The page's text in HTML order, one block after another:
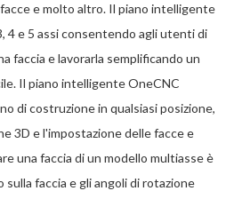
e molto altro. Il piano intelligente
4 e 5 assi consentendo agli utenti di
faccia e lavorarla semplificando un
Il piano intelligente OneCNC
di costruzione in qualsiasi posizione,
3D e l'impostazione delle facce e
una faccia di un modello multiasse è
sulla faccia e gli angoli di rotazione